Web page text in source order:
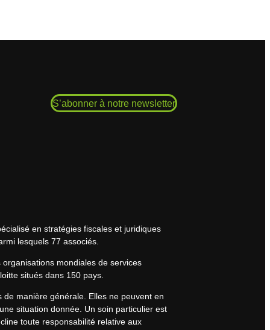
S’abonner à notre newsletter
en stratégies fiscales et juridiques
lesquels 77 associés.
mondiales de services
situés dans 150 pays.
manière générale. Elles ne peuvent en
situation donnée. Un soin particulier est
toute responsabilité relative aux